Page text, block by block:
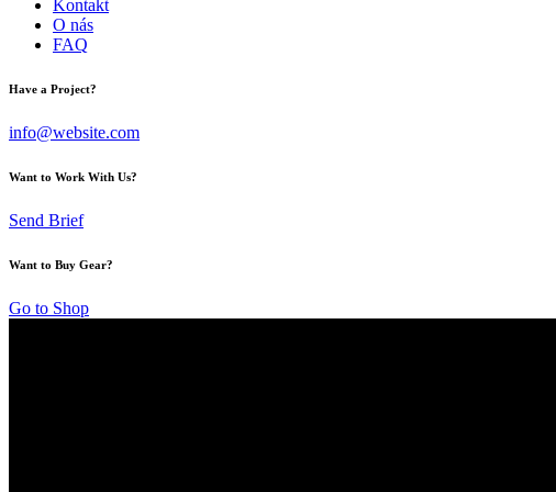
Kontakt
O nás
FAQ
Have a Project?
info@website.com
Want to Work With Us?
Send Brief
Want to Buy Gear?
Go to Shop